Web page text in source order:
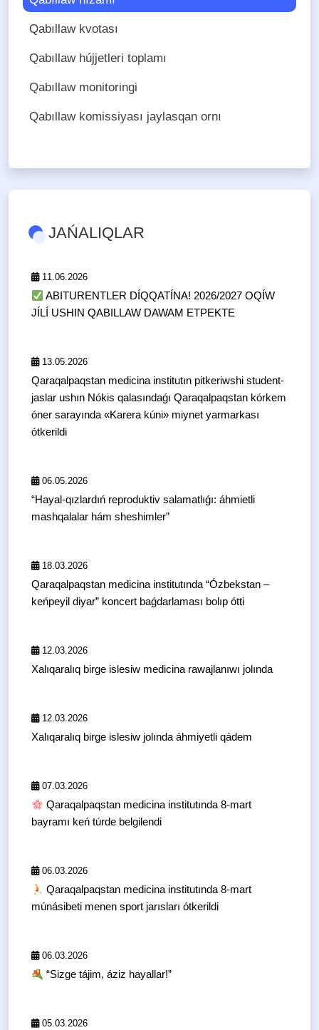
Qabıllaw kvotası
Qabıllaw hújjetleri toplamı
Qabıllaw monitoringi
Qabıllaw komissiyası jaylasqan ornı
JAŃALIQLAR
11.06.2026
ABITURENTLER DÍQQATÍNA! 2026/2027 OQÍW
JÍLÍ USHIN QABILLAW DAWAM ETPEKTE
13.05.2026
Qaraqalpaqstan medicina institutın pitkeriwshi student-
jaslar ushın Nókis qalasındaǵı Qaraqalpaqstan kórkem
óner sarayında «Karera kúni» miynet yarmarkası
ótkerildi
06.05.2026
“Hayal-qızlardıń reproduktiv salamatlıǵı: áhmietli
mashqalalar hám sheshimler”
18.03.2026
Qaraqalpaqstan medicina institutında “Ózbekstan –
keńpeyil diyar” koncert baǵdarlaması bolıp ótti
12.03.2026
Xalıqaralıq birge islesiw medicina rawajlanıwı jolında
12.03.2026
Xalıqaralıq birge islesiw jolında áhmiyetli qádem
07.03.2026
Qaraqalpaqstan medicina institutında 8-mart
bayramı keń túrde belgilendi
06.03.2026
Qaraqalpaqstan medicina institutında 8-mart
múnásibeti menen sport jarısları ótkerildi
06.03.2026
“Sizge tájim, áziz hayallar!”
05.03.2026